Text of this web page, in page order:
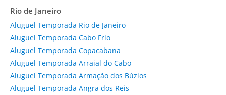
Rio de Janeiro
Aluguel Temporada Rio de Janeiro
Aluguel Temporada Cabo Frio
Aluguel Temporada Copacabana
Aluguel Temporada Arraial do Cabo
Aluguel Temporada Armação dos Búzios
Aluguel Temporada Angra dos Reis